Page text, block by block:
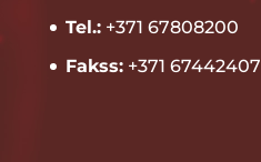
Tel.:+371 67808200
Fakss:+371 67442407